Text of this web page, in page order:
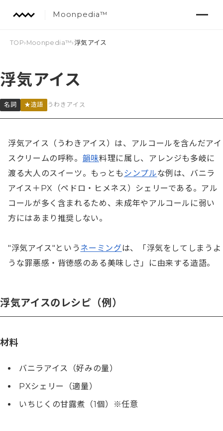
Moonpedia™
TOP› Moonpedia™› 浮気アイス
浮気アイス
名詞 ★造語 うわきアイス
浮気アイス（うわきアイス）は、アルコールを含んだアイ
スクリームの呼称。 韻味料理に属し、アレンジも多岐に
渡る大人のスイーツ。もっとも シンプルな例は、バニラ
アイス＋PX（ペドロ・ヒメネス）シェリーである。アル
コールが多く含まれるため、未成年やアルコールに弱い
方にはあまり推奨しない。
"浮気アイス"という ネーミングは、「浮気をしてしまうよ
うな罪悪感・背徳感のある美味しさ」に由来する造語。
浮気アイスのレシピ（例）
材料
バニラアイス（好みの量）
PXシェリー（適量）
いちじくの甘露煮（1個）※任意